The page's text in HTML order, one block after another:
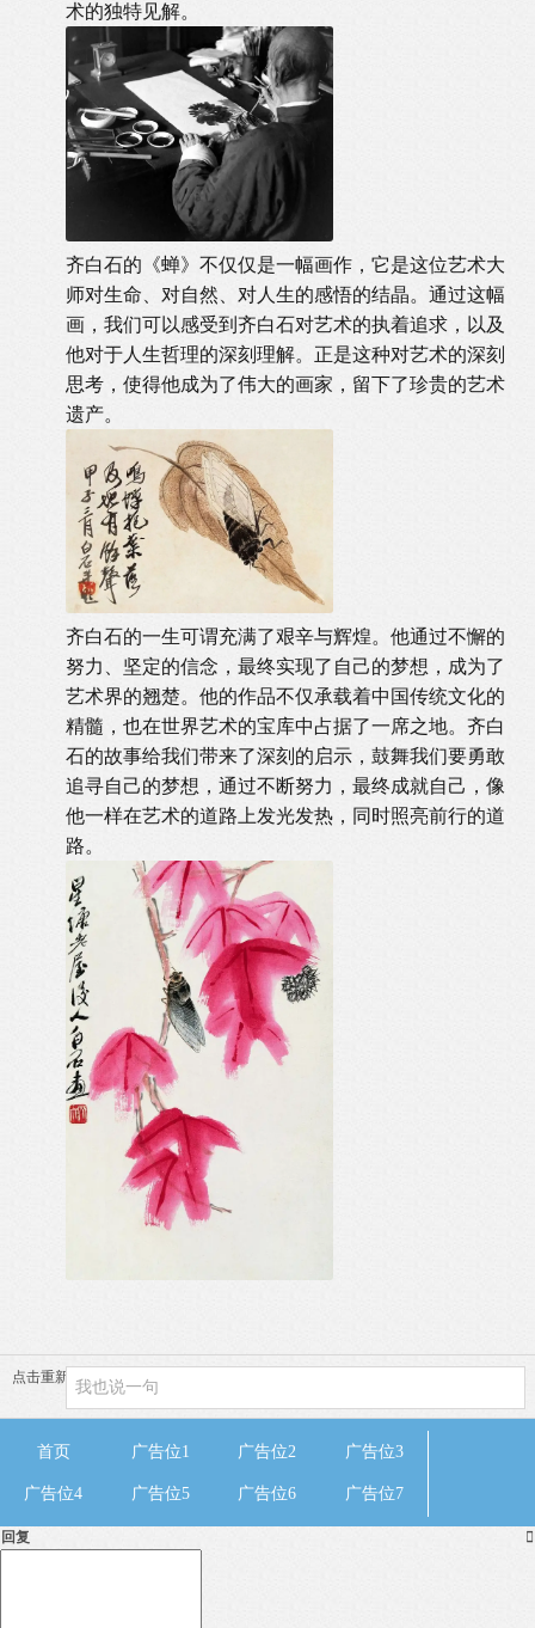
术的独特见解。
齐白石的《蝉》不仅仅是一幅画作，它是这位艺术大
师对生命、对自然、对人生的感悟的结晶。通过这幅
画，我们可以感受到齐白石对艺术的执着追求，以及
他对于人生哲理的深刻理解。正是这种对艺术的深刻
思考，使得他成为了伟大的画家，留下了珍贵的艺术
遗产。
齐白石的一生可谓充满了艰辛与辉煌。他通过不懈的
努力、坚定的信念，最终实现了自己的梦想，成为了
艺术界的翘楚。他的作品不仅承载着中国传统文化的
精髓，也在世界艺术的宝库中占据了一席之地。齐白
石的故事给我们带来了深刻的启示，鼓舞我们要勇敢
追寻自己的梦想，通过不断努力，最终成就自己，像
他一样在艺术的道路上发光发热，同时照亮前行的道
路。
点击重新加载
首页 广告位1 广告位2 广告位3
广告位4 广告位5 广告位6 广告位7

回复